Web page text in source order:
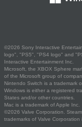
©2026 Sony Interactive
logo", "PS5", "PS4 logo" and
Interactive Entertainment Inc.
Microsoft, the XBOX Sphere
of the Microsoft group of
Nintendo Switch is a trademark
Windows is either a registered
States and/or other countries.
Mac is a trademark of Apple Inc.
©2026 Valve Corporation.
trademarks of Valve